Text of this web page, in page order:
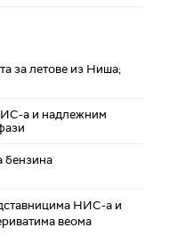
за летове из Ниша;
а и надлежним
бензина
НИС-а и
веома